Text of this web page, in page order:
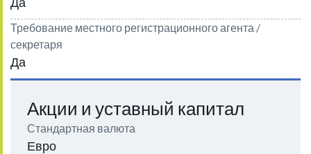
Требование местного регистрационного агента /
секретаря
Да
Акции и уставный капитал
Стандартная валюта
Евро